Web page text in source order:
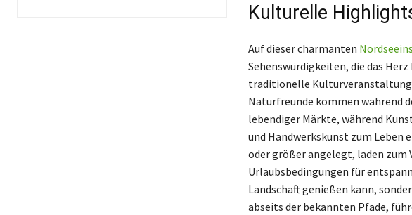
Kulturelle
Auf dieser charmanten
Sehenswürdigkeiten, die das
traditionelle
Naturfreunde kommen während
lebendiger Märkte, während
und Handwerkskunst zum Leben
oder größer angelegt, laden zum
Urlaubsbedingungen für
Landschaft genießen kann,
abseits der bekannten Pfade,